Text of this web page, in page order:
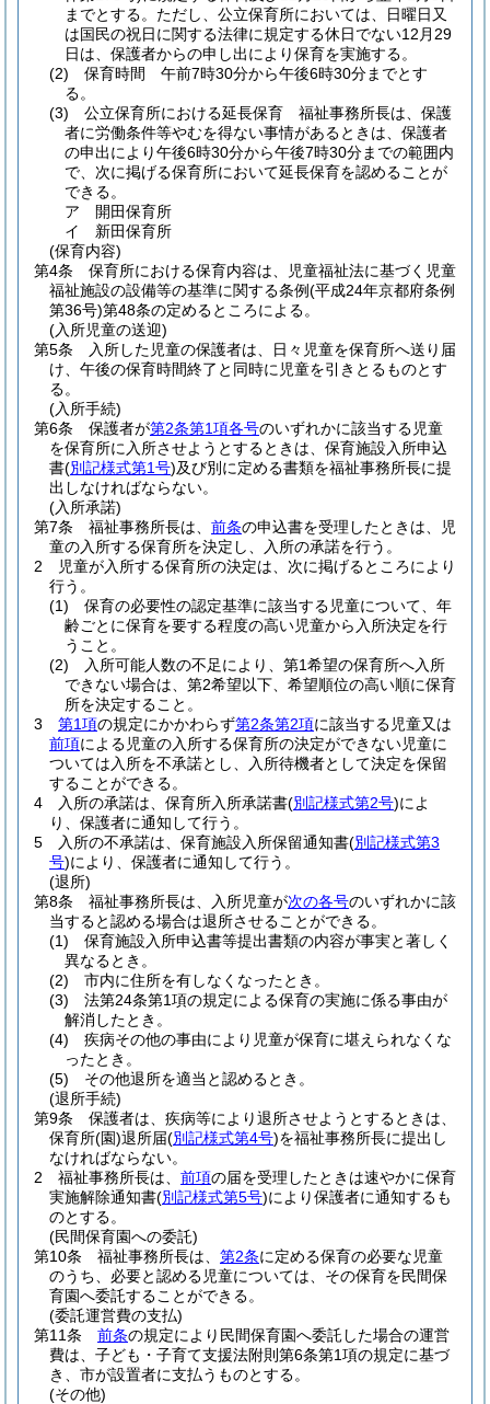
までとする。 ただし、公立保育所においては、日曜日又
は国民の祝日に関する法律に規定する休日でない12月29
日は、保護者からの申し出により保育を実施する。
(2)
保育時間 午前7時30分から午後6時30分までとす
る。
(3)
公立保育所における延長保育 福祉事務所長は、保護
者に労働条件等やむを得ない事情があるときは、保護者
の申出により午後6時30分から午後7時30分までの範囲内
で、次に掲げる保育所において延長保育を認めることが
できる。
ア
開田保育所
イ
新田保育所
(保育内容)
第4条
保育所における保育内容は、児童福祉法に基づく児童
福祉施設の設備等の基準に関する条例(平成24年京都府条例
第36号)第48条の定めるところによる。
(入所児童の送迎)
第5条
入所した児童の保護者は、日々児童を保育所へ送り届
け、午後の保育時間終了と同時に児童を引きとるものとす
る。
(入所手続)
第6条
保護者が第2条第1項各号のいずれかに該当する児童
を保育所に入所させようとするときは、保育施設入所申込
書(別記様式第1号)及び別に定める書類を福祉事務所長に提
出しなければならない。
(入所承諾)
第7条
福祉事務所長は、 前条の申込書を受理したときは、児
童の入所する保育所を決定し、入所の承諾を行う。
2
児童が入所する保育所の決定は、次に掲げるところにより
行う。
(1)
保育の必要性の認定基準に該当する児童について、年
齢ごとに保育を要する程度の高い児童から入所決定を行
うこと。
(2)
入所可能人数の不足により、第1希望の保育所へ入所
できない場合は、第2希望以下、希望順位の高い順に保育
所を決定すること。
3
第1項の規定にかかわらず第2条第2項に該当する児童又は
前項による児童の入所する保育所の決定ができない児童に
ついては入所を不承諾とし、入所待機者として決定を保留
することができる。
4
入所の承諾は、保育所入所承諾書(別記様式第2号)によ
り、保護者に通知して行う。
5
入所の不承諾は、保育施設入所保留通知書(別記様式第3
号)により、保護者に通知して行う。
(退所)
第8条
福祉事務所長は、入所児童が次の各号のいずれかに該
当すると認める場合は退所させることができる。
(1)
保育施設入所申込書等提出書類の内容が事実と著しく
異なるとき。
(2)
市内に住所を有しなくなったとき。
(3)
法第24条第1項の規定による保育の実施に係る事由が
解消したとき。
(4)
疾病その他の事由により児童が保育に堪えられなくな
ったとき。
(5)
その他退所を適当と認めるとき。
(退所手続)
第9条
保護者は、疾病等により退所させようとするときは、
保育所(園)退所届(別記様式第4号)を福祉事務所長に提出し
なければならない。
2
福祉事務所長は、 前項の届を受理したときは速やかに保育
実施解除通知書(別記様式第5号)により保護者に通知するも
のとする。
(民間保育園への委託)
第10条
福祉事務所長は、 第2条に定める保育の必要な児童
のうち、必要と認める児童については、その保育を民間保
育園へ委託することができる。
(委託運営費の支払)
第11条
前条の規定により民間保育園へ委託した場合の運営
費は、子ども・子育て支援法附則第6条第1項の規定に基づ
き、市が設置者に支払うものとする。
(その他)